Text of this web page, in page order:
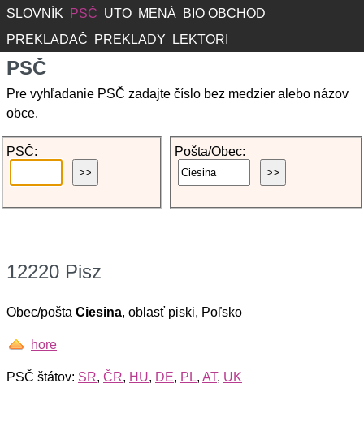
SLOVNÍK PSČ UTO MENÁ
BIO OBCHOD
PREKLADAČ
PREKLADY LEKTORI
PSČ
Pre vyhľadanie PSČ zadajte číslo bez medzier alebo názov
obce.
PSČ: Pošta/Obec:
12220 Pisz
Obec/pošta Ciesina, oblasť piski, Poľsko
hore
PSČ štátov: SR, ČR, HU, DE, PL, AT, UK